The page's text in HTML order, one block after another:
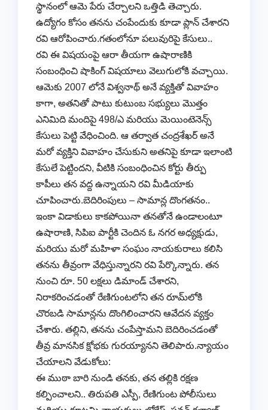
స్థానంలో ఆమె పేరు చేర్చాలని ఒత్తిడి తెచ్చారు.
ఉద్యోగం కోసం తనను చంపేందుకు కూడా ప్లాన్ చేశారని
రవి ఆరోపించారు.గతంలోనూ పలువురిపై కేసులు..
రవి ఈ విషయంపై ఆరా తీయగా ఉషారాణికి
సంబంధించి షాకింగ్ విషయాలు వెలుగులోకి వచ్చాయి.
ఆమెకు 2007 లోనే విశ్వనాథ్ అనే వ్యక్తితో వివాహం
కాగా, అతనితో పాటు కుటుంబ సభ్యులు మొత్తం
ఎనిమిది మందిపై 498/ఎ మరియు మెయింటెనెన్స్
కేసులు పెట్టి వేధించింది. ఆ తర్వాత చంద్రశేఖర్ అనే
మరో వ్యక్తిని వివాహం చేసుకుని అతనిపై కూడా ఇలాంటి
కేసులే పెట్టిందని, వీటికి సంబంధించిన కోర్టు తీర్పు
కాపీలు తన వద్ద ఉన్నాయని రవి మీడియాకు
చూపించారు.బెదిరింపులు – సామాన్ల దొంగతనం..
ఇంకా విడాకులు కాకపోయినా తనతోనే ఉండాలంటూ
ఉషారాణి, సిపిఐ పార్టీకి చెందిన ఓ నగర అధ్యక్షుడు,
మరియు మరో మహిళా సంఘం నాయకురాలు కలిసి
తనను తీవ్రంగా వేధిస్తున్నారని రవి పేర్కొన్నారు. తన
నుంచి రూ. 50 లక్షలు డిమాండ్ చేశారని,
నిరాకరించడంతో రేణిగుంటలోని తన రూమ్‌లోకి
చొరబడి సామాన్లను దొంగిలించారని ఆవేదన వ్యక్తం
చేశారు. తల్లిని, తనను చంపేస్తామని బెదిరించడంతో
తీవ్ర మానసిక క్షోభకు గురయ్యానని తెలిపారు.న్యాయం
చేయాలని వేడుకోలు:
ఈ ముఠా బారి నుండి తనకు, తన తల్లికి రక్షణ
కల్పించాలని.. తిరుపతి ఎస్పీ, రేణిగుంట పోలీసులు